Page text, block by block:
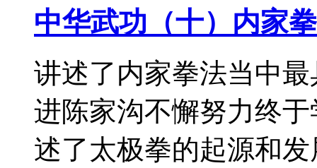
中华武功（十）内家
讲述了内家拳法当中
进陈家沟不懈努力终
述了太极拳的起源和